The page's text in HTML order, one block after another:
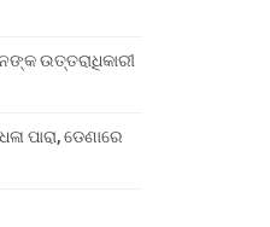
ଉତ୍ତରାଧିକାରୀ
ପାରା, ଡେଣାରେ